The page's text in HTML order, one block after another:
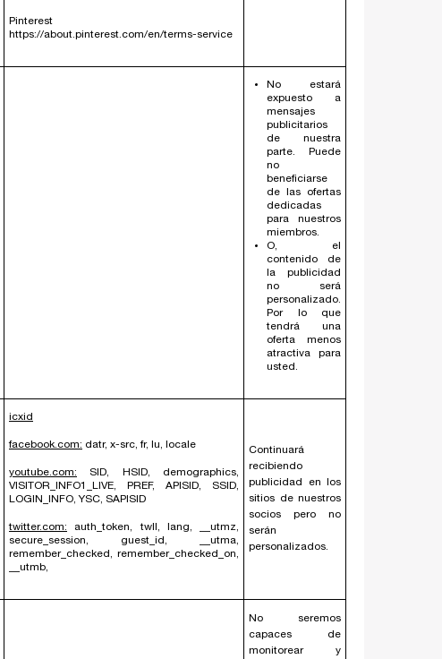
Pinterest
https://about.pinterest.com/en/terms-service
No estará
expuesto a
mensajes
publicitarios
de nuestra
parte. Puede
no
beneficiarse
de las ofertas
dedicadas
para nuestros
miembros.
O, el
contenido de
la publicidad
no será
personalizado.
Por lo que
tendrá una
oferta menos
atractiva para
usted.
icxid
facebook.com: datr, x-src, fr, lu, locale
youtube.com: SID, HSID, demographics,
VISITOR_INFO1_LIVE, PREF, APISID, SSID,
LOGIN_INFO, YSC, SAPISID
twitter.com: auth_token, twll, lang, __utmz,
secure_session, guest_id, __utma,
remember_checked, remember_checked_on,
__utmb,
Continuará
recibiendo
publicidad en los
sitios de nuestros
socios pero no
serán
personalizados.
No seremos
capaces de
monitorear y